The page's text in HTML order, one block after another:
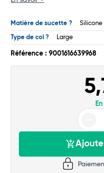
Matière de sucette ? Silicone
Type de col ? Large
Référence : 9001616639968